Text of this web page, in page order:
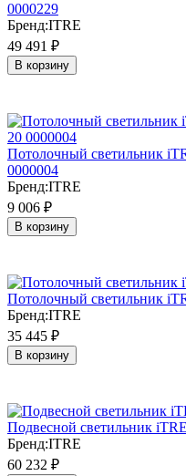
0000229
Бренд:ITRE
49 491 ₽
В корзину
Потолочный светильник
0000004
Бренд:ITRE
9 006 ₽
В корзину
Потолочный светильник
Бренд:ITRE
35 445 ₽
В корзину
Подвесной светильник
Бренд:ITRE
60 232 ₽